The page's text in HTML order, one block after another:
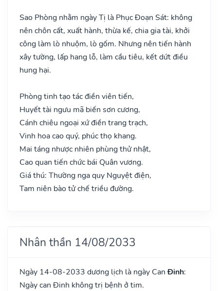
Sao Phòng nhằm ngày Tị là Phục Đoạn Sát: không
nên chôn cất, xuất hành, thừa kế, chia gia tài, khởi
công làm lò nhuộm, lò gốm. Nhưng nên tiến hành
xây tường, lấp hang lỗ, làm cầu tiêu, kết dứt điều
hung hại.
Phòng tinh tạo tác điền viên tiến,
Huyết tài ngưu mã biến sơn cương,
Cánh chiêu ngoại xứ điền trang trạch,
Vinh hoa cao quý, phúc thọ khang.
Mai táng nhược nhiên phùng thử nhật,
Cao quan tiến chức bái Quân vương.
Giá thú: Thường nga quy Nguyệt điện,
Tam niên bào tử chế triều đường.
Nhân thần 14/08/2033
Ngày 14-08-2033 dương lịch là ngày CanĐinh:
Ngày can Đinh không trị bệnh ở tim.